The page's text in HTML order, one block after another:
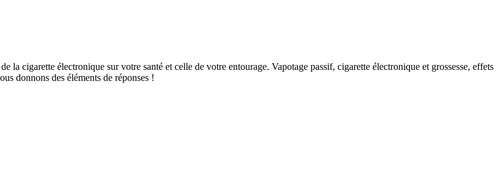
la cigarette électronique sur votre santé et celle de votre entourage. Vapotage passif, cigarette électronique et grossesse, effets
donnons des éléments de réponses !